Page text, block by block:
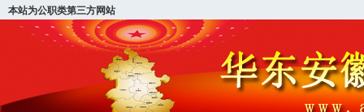
本站为公职类第三方网站